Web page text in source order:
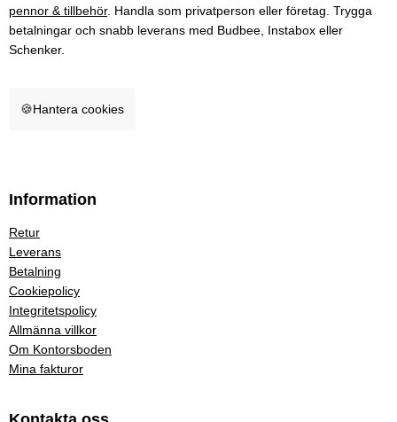
pennor & tillbehör. Handla som privatperson eller företag. Trygga
betalningar och snabb leverans med Budbee, Instabox eller
Schenker.
🍪Hantera cookies
Information
Retur
Leverans
Betalning
Cookiepolicy
Integritetspolicy
Allmänna villkor
Om Kontorsboden
Mina fakturor